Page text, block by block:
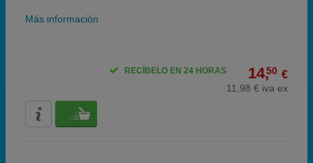
Más información
14,50 €
11,98 € iva ex
RECÍBELO EN 24 HORAS